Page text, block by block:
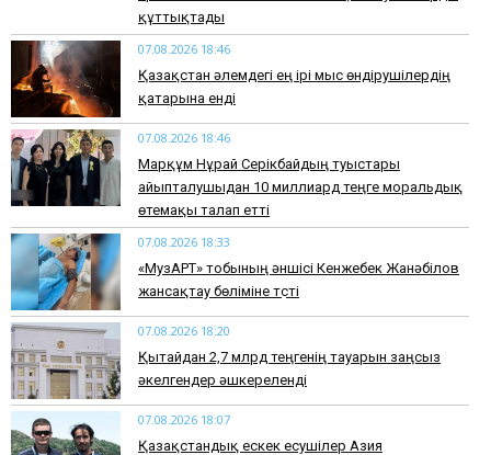
құттықтады
07.08.2026 18:46
Қазақстан әлемдегі ең ірі мыс өндірушілердің
қатарына енді
07.08.2026 18:46
Марқұм Нұрай Серікбайдың туыстары
айыпталушыдан 10 миллиард теңге моральдық
өтемақы талап етті
07.08.2026 18:33
«МузАРТ» тобының әншісі Кенжебек Жанәбілов
жансақтау бөліміне түсті
07.08.2026 18:20
Қытайдан 2,7 млрд теңгенің тауарын заңсыз
әкелгендер әшкереленді
07.08.2026 18:07
Қазақстандық ескек есушілер Азия